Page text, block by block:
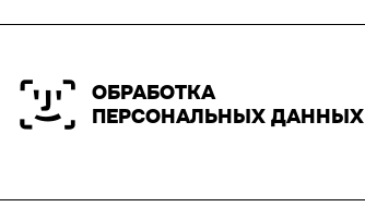
ОБРАБОТКА
ПЕРСОНАЛЬНЫХ ДАННЫХ